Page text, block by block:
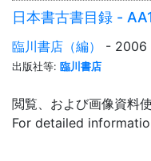
日本書古書目録 -
臨川書店（編） - 2006
出版社等: 臨川書店
閲覧、および画像資料
For detailed